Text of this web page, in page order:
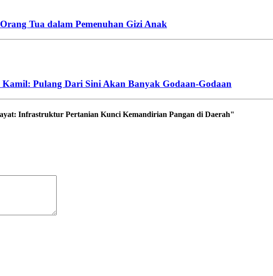
Tua dalam Pemenuhan Gizi Anak
Pulang Dari Sini Akan Banyak Godaan-Godaan
Infrastruktur Pertanian Kunci Kemandirian Pangan di Daerah"